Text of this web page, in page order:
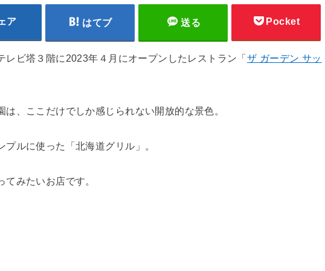
ア はてブ 送る Pocket
レビ塔３階に2023年４月にオープンしたレストラン「ザ ガーデン サッ
、ここだけでしか感じられない開放的な景色。
ルに使った「北海道グリル」。
みたいお店です。